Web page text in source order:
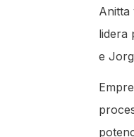
Anitta
lidera
e